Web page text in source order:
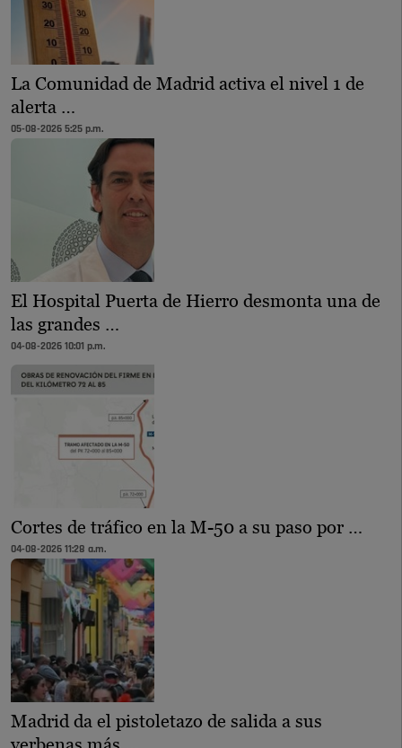
La Comunidad de Madrid activa el nivel 1 de
alerta …
05-08-2026 5:25 p.m.
El Hospital Puerta de Hierro desmonta una de
las grandes …
04-08-2026 10:01 p.m.
Cortes de tráfico en la M-50 a su paso por …
04-08-2026 11:28 a.m.
Madrid da el pistoletazo de salida a sus